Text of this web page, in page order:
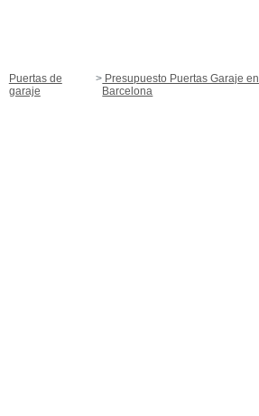
Puertas de
garaje
Presupuesto Puertas Garaje en
Barcelona